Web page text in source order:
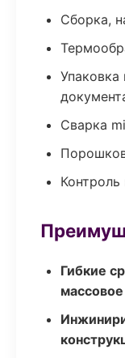
Сборка,
Упаковка
Сварка
Гибкие